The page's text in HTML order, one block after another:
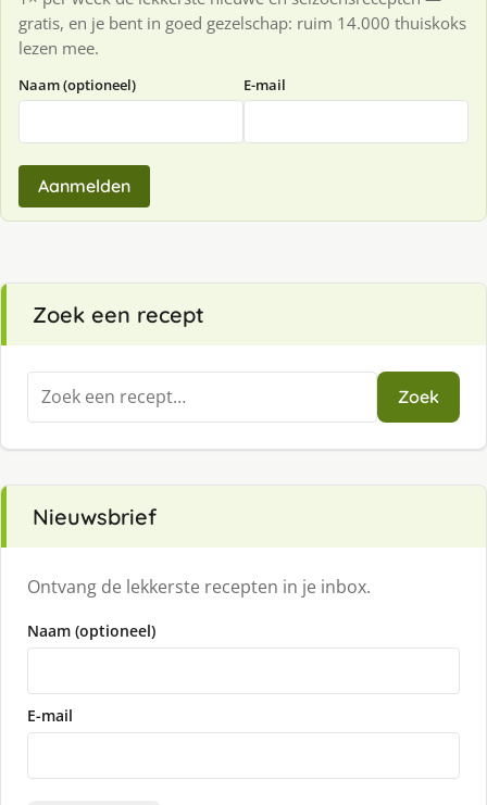
gratis, en je bent in goed gezelschap: ruim 14.000 thuiskoks
lezen mee.
Naam (optioneel) E-mail
Aanmelden
Zoek een recept
Zoeken
naar:
Zoek
Nieuwsbrief
Ontvang de lekkerste recepten in je inbox.
Naam (optioneel)
E-mail